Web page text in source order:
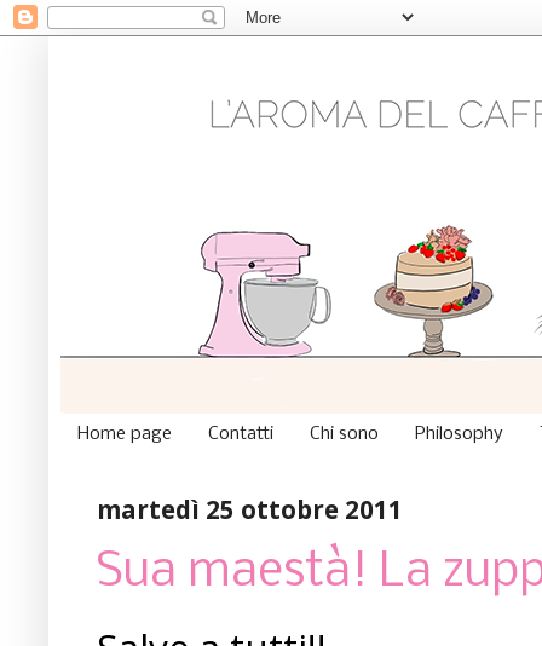
Home page Contatti Chi sono Philosophy
martedì 25 ottobre 2011
Sua maestà! La